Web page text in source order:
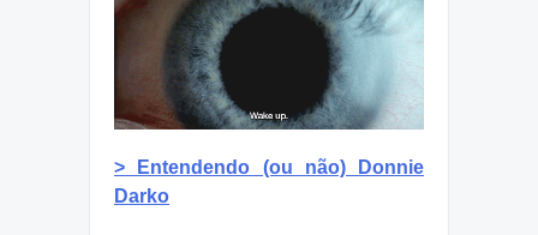
> Entendendo (ou não) Donnie
Darko